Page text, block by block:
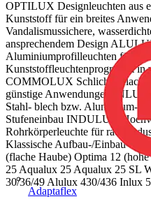
Adaptaflex
OPTILUX Designleuchten aus
Kunststoff für ein breites
Vandalismussichere,
ansprechendem Design
Aluminiumprofilleuchten für
Kunststoffleuchtenprogramm in
COMMOLUX Schlichte, flache
günstige Anwendungen INLUX
Stahl- blech bzw. Aluminium-
Stufeneinbau INDULUX
Rohrkörperleuchte für raue
Klassische Aufbau-/Einbau-
(flache Haube) Optima 12
25 Aqualux 25 Aqualux 25 SL
30/36/49 Alulux 430/436 Inlux